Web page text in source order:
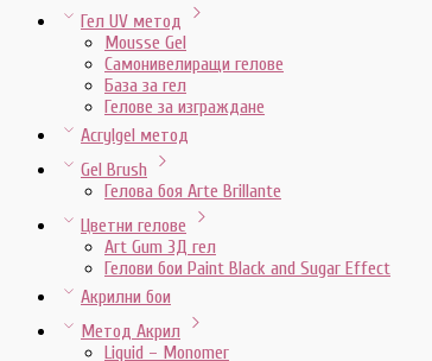
Гел UV метод
Mousse Gel
Самонивелиращи гелове
База за гел
Гелове за изграждане
Acrylgel метод
Gel Brush
Гелова боя Arte Brillante
Цветни гелове
Art Gum 3Д гел
Гелови бои Paint Black and Sugar Effect
Акрилни бои
Метод Акрил
Liquid – Monomer